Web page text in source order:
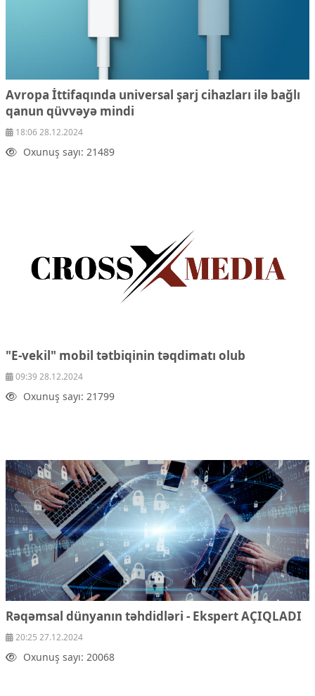
Avropa İttifaqında universal şarj cihazları ilə bağlı
qanun qüvvəyə mindi
18:06 28.12.2024
Oxunuş sayı: 21489
"E-vekil" mobil tətbiqinin təqdimatı olub
09:39 28.12.2024
Oxunuş sayı: 21799
Rəqəmsal dünyanın təhdidləri - Ekspert AÇIQLADI
20:25 27.12.2024
Oxunuş sayı: 20068